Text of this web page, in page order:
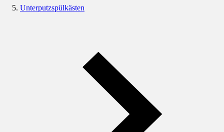
Unterputzspülkästen